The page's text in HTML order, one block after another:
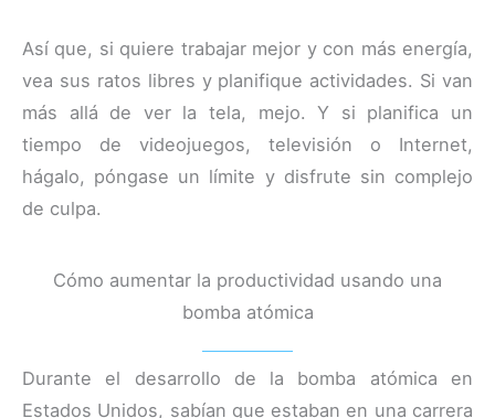
Así que, si quiere trabajar mejor y con más energía,
vea sus ratos libres y planifique actividades. Si van
más allá de ver la tela, mejo. Y si planifica un
tiempo de videojuegos, televisión o Internet,
hágalo, póngase un límite y disfrute sin complejo
de culpa.
Cómo aumentar la productividad usando una
bomba atómica
Durante el desarrollo de la bomba atómica en
Estados Unidos, sabían que estaban en una carrera